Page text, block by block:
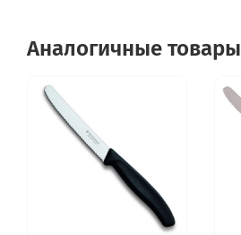
Аналогичные товары